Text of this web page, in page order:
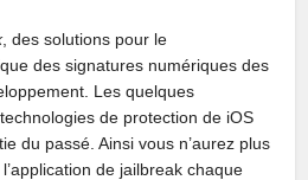
, des solutions pour le
des signatures numériques des
Les quelques
de protection de iOS
du passé. Ainsi vous n’aurez plus
de jailbreak chaque